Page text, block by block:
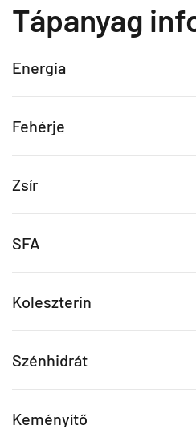
Tápanyag
Energia
Fehérje
Zsír
SFA
Koleszterin
Szénhidrát
Keményítő